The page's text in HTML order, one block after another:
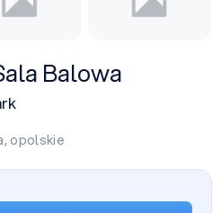
Balowa
, opolskie